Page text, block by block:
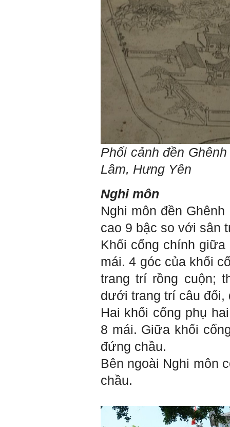
Phối cảnh đền
Lâm, Hưng Yên
Nghi môn
Nghi môn đền
cao 9 bậc so với sân
Khối cổng chính
mái. 4 góc của khối
trang trí rồng cuộn;
dưới trang trí câu đối,
Hai khối cổng phụ
8 mái. Giữa khối
đứng chầu.
Bên ngoài Nghi môn
chầu.